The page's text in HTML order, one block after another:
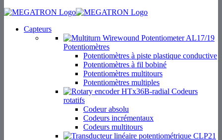
Capteurs
Potentiomètres
Potentiomètres à piste plastique conductive
Potentiomètres à fil bobiné
Potentiomètres multitours
Potentiomètres multiples
Codeurs
rotatifs
Codeur absolu
Codeurs incrémentaux
Codeurs multitours